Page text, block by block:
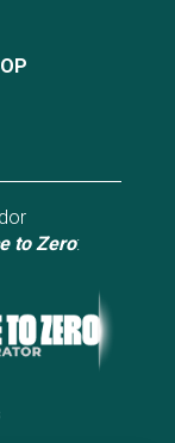
to Zero: